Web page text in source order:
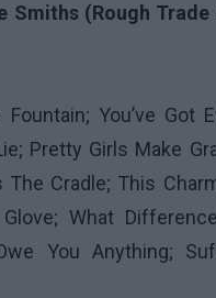
Smiths (Rough Trade
You’ve Got
Pretty Girls Make
The Cradle; This
What
You Anything;